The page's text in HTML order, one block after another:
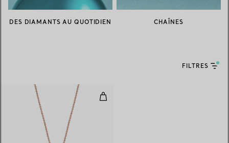
DES DIAMANTS AU QUOTIDIEN CHAÎNES
FILTRES
Pendentif en or rose 18 carats